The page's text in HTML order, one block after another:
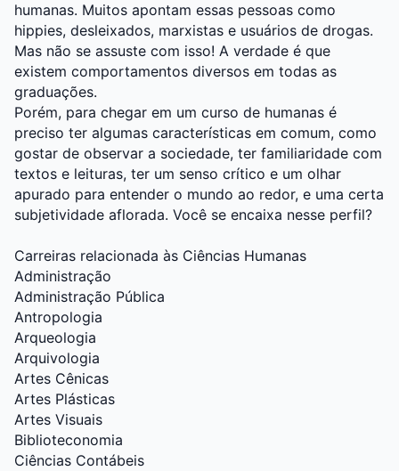
humanas. Muitos apontam essas pessoas como
hippies, desleixados, marxistas e usuários de drogas.
Mas não se assuste com isso! A verdade é que
existem comportamentos diversos em todas as
graduações.
Porém, para chegar em um curso de humanas é
preciso ter algumas características em comum, como
gostar de observar a sociedade, ter familiaridade com
textos e leituras, ter um senso crítico e um olhar
apurado para entender o mundo ao redor, e uma certa
subjetividade aflorada. Você se encaixa nesse perfil?
Carreiras relacionada às Ciências Humanas
Administração
Administração Pública
Antropologia
Arqueologia
Arquivologia
Artes Cênicas
Artes Plásticas
Artes Visuais
Biblioteconomia
Ciências Contábeis